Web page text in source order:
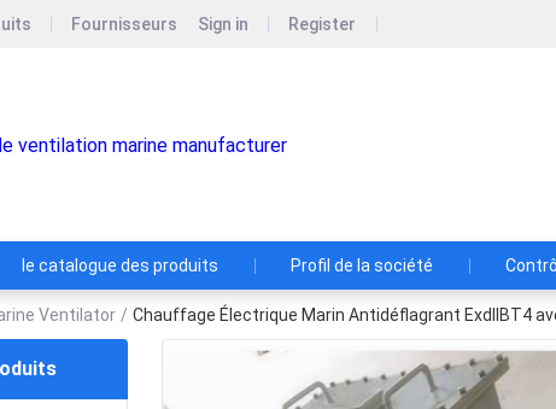
Fournisseurs Sign in Register
le catalogue des produits Profil de la société
Ventilator / Chauffage Électrique Marin Antidéflagrant ExdIIBT4